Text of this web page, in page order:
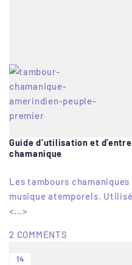
Guide d’utilisation et
chamanique
Les tambours
musique atemporels.
<...>
2 COMMENTS
14